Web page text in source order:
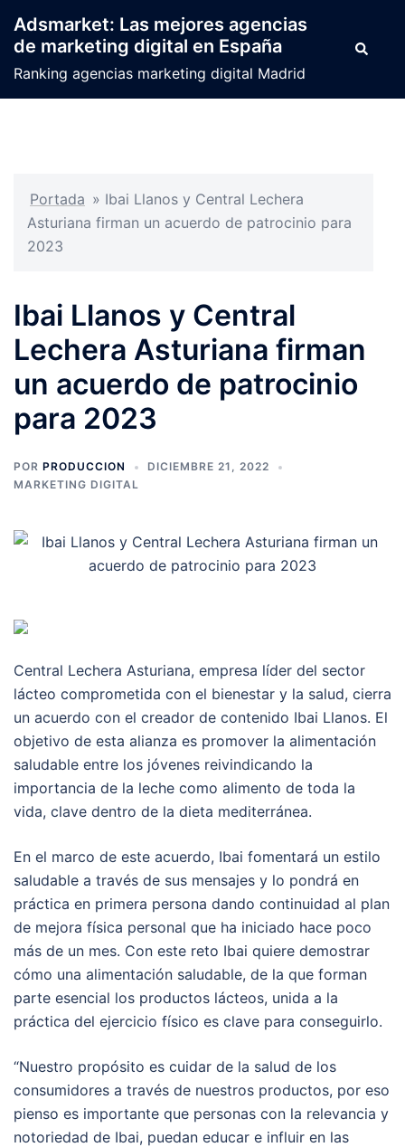
contenido
Adsmarket: Las mejores agencias
de marketing digital en España
Ranking agencias marketing digital Madrid
Buscar
Portada » Ibai Llanos y Central Lechera
Asturiana firman un acuerdo de patrocinio para
2023
Ibai Llanos y Central
Lechera Asturiana firman
un acuerdo de patrocinio
para 2023
POR PRODUCCION
DICIEMBRE 21, 2022
MARKETING DIGITAL
Central Lechera Asturiana, empresa líder del sector
lácteo comprometida con el bienestar y la salud, cierra
un acuerdo con el creador de contenido Ibai Llanos. El
objetivo de esta alianza es promover la alimentación
saludable entre los jóvenes reivindicando la
importancia de la leche como alimento de toda la
vida, clave dentro de la dieta mediterránea.
En el marco de este acuerdo, Ibai fomentará un estilo
saludable a través de sus mensajes y lo pondrá en
práctica en primera persona dando continuidad al plan
de mejora física personal que ha iniciado hace poco
más de un mes. Con este reto Ibai quiere demostrar
cómo una alimentación saludable, de la que forman
parte esencial los productos lácteos, unida a la
práctica del ejercicio físico es clave para conseguirlo.
“Nuestro propósito es cuidar de la salud de los
consumidores a través de nuestros productos, por eso
pienso es importante que personas con la relevancia y
notoriedad de Ibai, puedan educar e influir en las